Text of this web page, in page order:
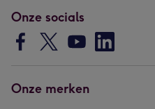
Onze socials
Onze merken